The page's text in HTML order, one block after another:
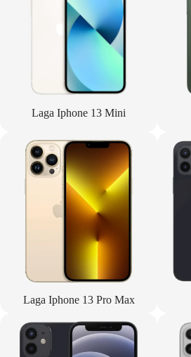
Laga Iphone 13 Mini
Laga Iphone 13 Pro Max